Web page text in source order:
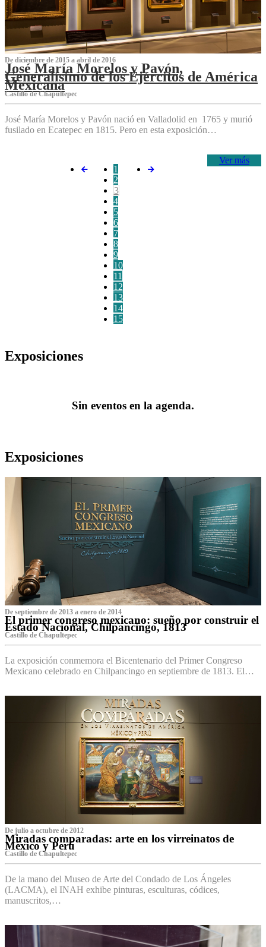
De diciembre de 2015 a abril de 2016
José María Morelos y Pavón,
Generalísimo de los Ejércitos de América
Mexicana
C‌astillo de Chapultepec
José María Morelos y Pavón nació en Valladolid en 1765 y murió
fusilado en Ecatepec en 1815. Pero en esta exposición…
Ver más
1
2
3
4
5
6
7
8
9
10
11
12
13
14
15
Exposiciones
Sin eventos en la agenda.
Exposiciones
De septiembre de 2013 a enero de 2014
El primer congreso mexicano: sueño por construir el
Estado Nacional, Chilpancingo, 1813
Castillo de Chapultepec
La exposición conmemora el Bicentenario del Primer Congreso
Mexicano celebrado en Chilpancingo en septiembre de 1813. El…
De julio a octubre de 2012
Miradas comparadas: arte en los virreinatos de
México y Perú
Castillo de Chapultepec
De la mano del Museo de Arte del Condado de Los Ángeles
(LACMA), el INAH exhibe pinturas, esculturas, códices,
manuscritos,…